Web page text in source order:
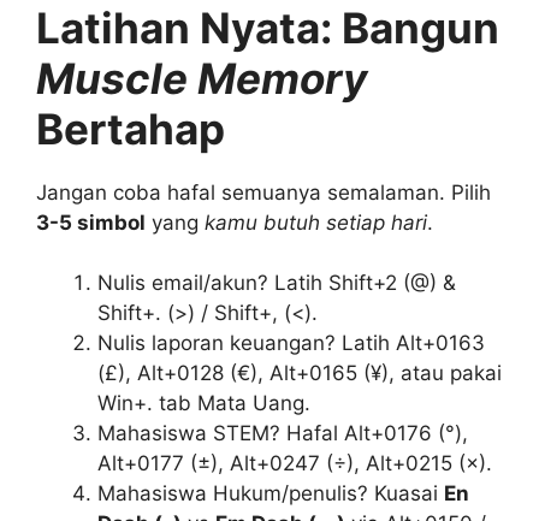
Latihan Nyata: Bangun
Muscle Memory
Bertahap
Jangan coba hafal semuanya semalaman. Pilih
3-5 simbol yang kamu butuh setiap hari.
Nulis email/akun? Latih Shift+2 (@) &
Shift+. (>) / Shift+, (<).
Nulis laporan keuangan? Latih Alt+0163
(£), Alt+0128 (€), Alt+0165 (¥), atau pakai
Win+. tab Mata Uang.
Mahasiswa STEM? Hafal Alt+0176 (°),
Alt+0177 (±), Alt+0247 (÷), Alt+0215 (×).
Mahasiswa Hukum/penulis? Kuasai En